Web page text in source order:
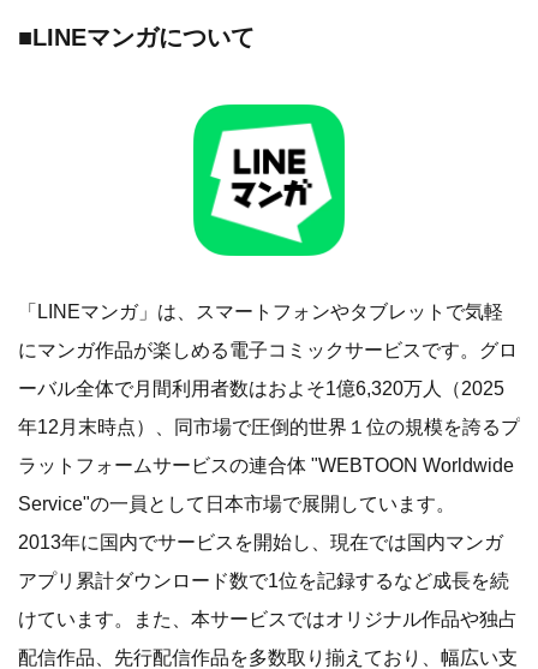
■LINEマンガについて
「LINEマンガ」は、スマートフォンやタブレットで気軽
にマンガ作品が楽しめる電子コミックサービスです。グロ
ーバル全体で月間利用者数はおよそ1億6,320万人（2025
年12月末時点）、同市場で圧倒的世界１位の規模を誇るプ
ラットフォームサービスの連合体 "WEBTOON Worldwide
Service"の一員として日本市場で展開しています。
2013年に国内でサービスを開始し、現在では国内マンガ
アプリ累計ダウンロード数で1位を記録するなど成長を続
けています。また、本サービスではオリジナル作品や独占
配信作品、先行配信作品を多数取り揃えており、幅広い支